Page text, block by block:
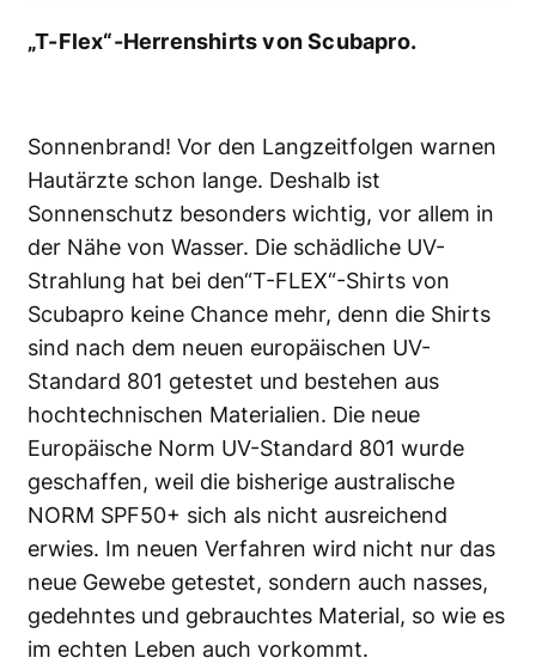
„T-Flex“-Herrenshirts von Scubapro.
Sonnenbrand! Vor den Langzeitfolgen warnen
Hautärzte schon lange. Deshalb ist
Sonnenschutz besonders wichtig, vor allem in
der Nähe von Wasser. Die schädliche UV-
Strahlung hat bei den“T-FLEX“-Shirts von
Scubapro keine Chance mehr, denn die Shirts
sind nach dem neuen europäischen UV-
Standard 801 getestet und bestehen aus
hochtechnischen Materialien. Die neue
Europäische Norm UV-Standard 801 wurde
geschaffen, weil die bisherige australische
NORM SPF50+ sich als nicht ausreichend
erwies. Im neuen Verfahren wird nicht nur das
neue Gewebe getestet, sondern auch nasses,
gedehntes und gebrauchtes Material, so wie es
im echten Leben auch vorkommt.